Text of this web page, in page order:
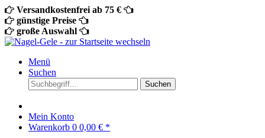
Versandkostenfrei ab 75 €
günstige Preise
große Auswahl
Menü
Suchen
Suchen
Mein Konto
Warenkorb 0 0,00 € *